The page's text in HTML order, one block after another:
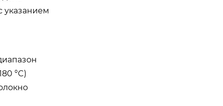
указанием
°C)